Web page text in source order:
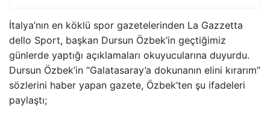
İtalya’nın en köklü spor gazetelerinden La Gazzetta
dello Sport, başkan Dursun Özbek’in geçtiğimiz
günlerde yaptığı açıklamaları okuyucularına duyurdu.
Dursun Özbek’in “Galatasaray’a dokunanın elini kırarım”
sözlerini haber yapan gazete, Özbek’ten şu ifadeleri
paylaştı;